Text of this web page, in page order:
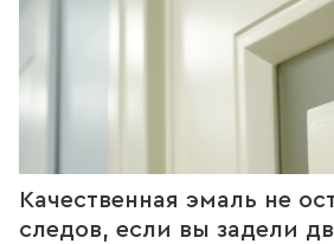
Качественная эмаль не
следов, если вы задели